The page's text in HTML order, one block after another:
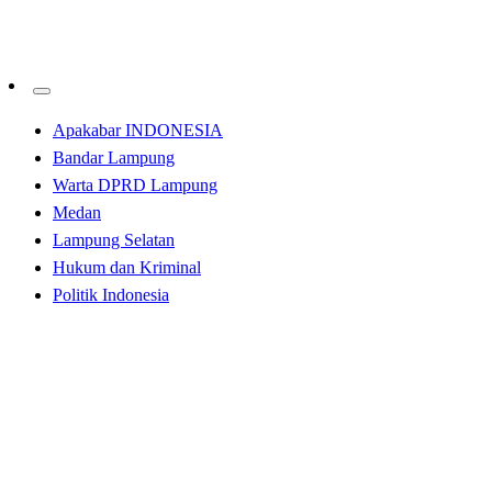
Apakabar INDONESIA
Bandar Lampung
Warta DPRD Lampung
Medan
Lampung Selatan
Hukum dan Kriminal
Politik Indonesia